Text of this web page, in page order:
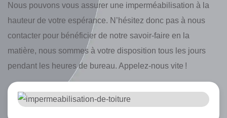
Nous pouvons vous assurer une imperméabilisation à la
hauteur de votre espérance. N’hésitez donc pas à nous
contacter pour bénéficier de notre savoir-faire en la
matière, nous sommes à votre disposition tous les jours
pendant les heures de bureau. Appelez-nous vite !